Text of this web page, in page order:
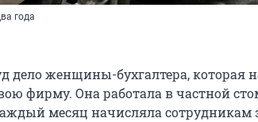
года
дело женщины-бухгалтера, которая
фирму. Она работала в частной
месяц начисляла